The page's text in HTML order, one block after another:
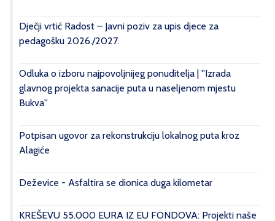
Dječji vrtić Radost – Javni poziv za upis djece za
pedagošku 2026./2027.
Odluka o izboru najpovoljnijeg ponuditelja | ''Izrada
glavnog projekta sanacije puta u naseljenom mjestu
Bukva''
Potpisan ugovor za rekonstrukciju lokalnog puta kroz
Alagiće
Deževice - Asfaltira se dionica duga kilometar
KREŠEVU 55.000 EURA IZ EU FONDOVA: Projekti naše